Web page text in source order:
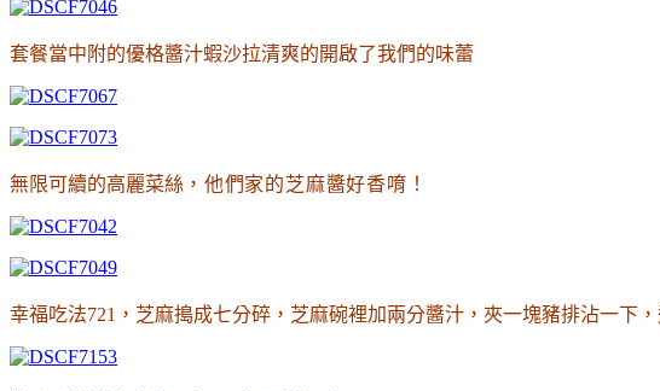
套餐當中附的優格醬汁蝦沙拉清爽的開啟了我們的味蕾
無限可續的高麗菜絲 ，他們家的芝麻醬好香唷 ！
幸福吃法721 ，芝麻搗成七分碎 ，芝麻碗裡加兩分醬汁 ，夾一塊豬排沾一下